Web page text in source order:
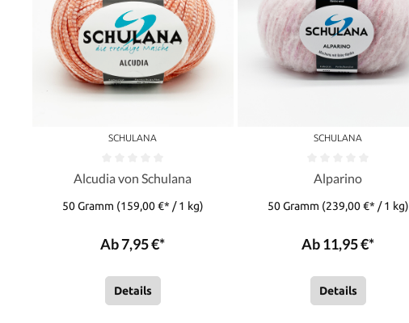
SCHULANA
Alcudia von Schulana
50 Gramm (159,00 €* / 1 kg)
Ab 7,95 €*
Details
SCHULANA
Alparino
50 Gramm (239,00 €* / 1 kg)
Ab 11,95 €*
Details